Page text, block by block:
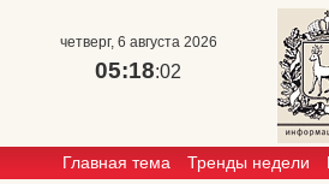
четверг, 6 августа 2026
05:18:02
Главная тема Тренды недели